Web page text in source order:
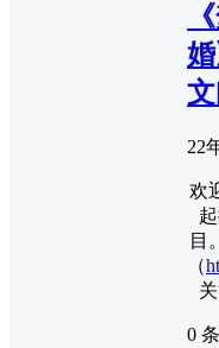
22
欢
目
（
0